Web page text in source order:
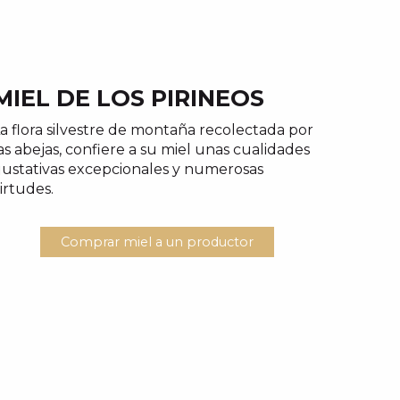
DE LOS PIRINEOS
flora silvestre de montaña recolectada por
abejas, confiere a su miel unas cualidades
excepcionales y numerosas
Comprar miel a un productor